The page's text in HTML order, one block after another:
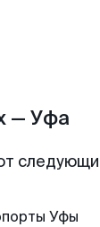
— Уфа
Уфы